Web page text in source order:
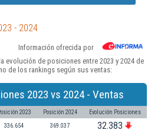
- 2024
Información ofrecida por
evolución de posiciones entre 2023 y 2024 de
de los rankings según sus ventas:
2023 vs 2024 - Ventas
2023 Posición 2024 Evolución Posiciones
336.654 369.037 32.383